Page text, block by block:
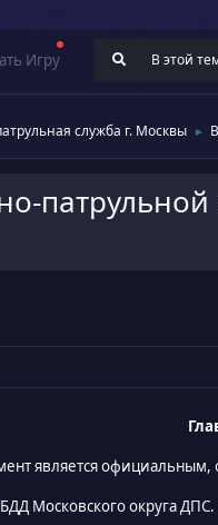
Игру
служба г. Москвы ►
является
Московского округа ДПС.